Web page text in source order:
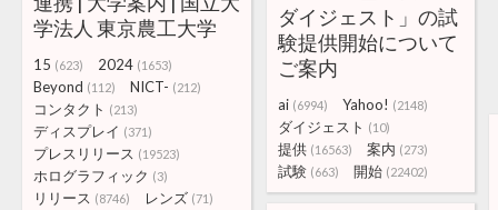
学法人 東京農工大学
15 (623) 2024 (1653)
Beyond (112) NICT- (212)
コンタクト (213)
ディスプレイ (371)
プレスリリース (19523)
ホログラフィック (3)
リリース (8746) レンズ (71)
ダイジェスト」の試
験提供開始について
ご案内
ai (6994) Yahoo! (2148)
ダイジェスト (10)
提供 (16563) 案内 (273)
試験 (663) 開始 (22402)